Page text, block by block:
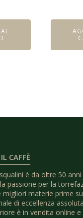
CAFFÈ
è da oltre 50
passione per la
migliori materie prime
di eccellenza
è in vendita online e